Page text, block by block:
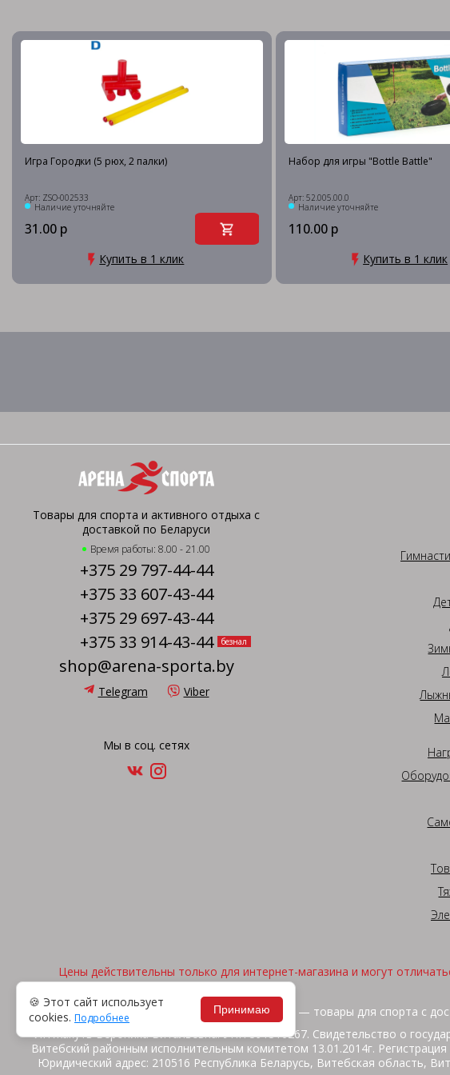
Игра Городки (5 рюх, 2 палки)
Арт: ZSO-002533
Наличие уточняйте
31.00 р
Купить в 1 клик
Набор для игры "Bottle Battle"
Арт: 52.005.00.0
Наличие уточняйте
110.00 р
Купить в 1 клик
Товары для спорта и активного отдыха с
доставкой по Беларуси
Время работы: 8.00 - 21.00
+375 29 797-44-44
+375 33 607-43-44
+375 29 697-43-44
+375 33 914-43-44
безнал
shop@arena-sporta.by
Telegram Viber
Мы в соц. сетях
Цены действительны только для интернет-магазина и могут
2026, © "Арена спорта" — товары для спорта с
ИП Жакуть Вероника Витальевна. УНП 391316267. Свидетельство о
Витебский районным исполнительным комитетом 13.01.2014г.
Юридический адрес: 210516 Республика Беларусь, Витебская область,
🍪 Этот сайт использует
cookies. Подробнее
Принимаю